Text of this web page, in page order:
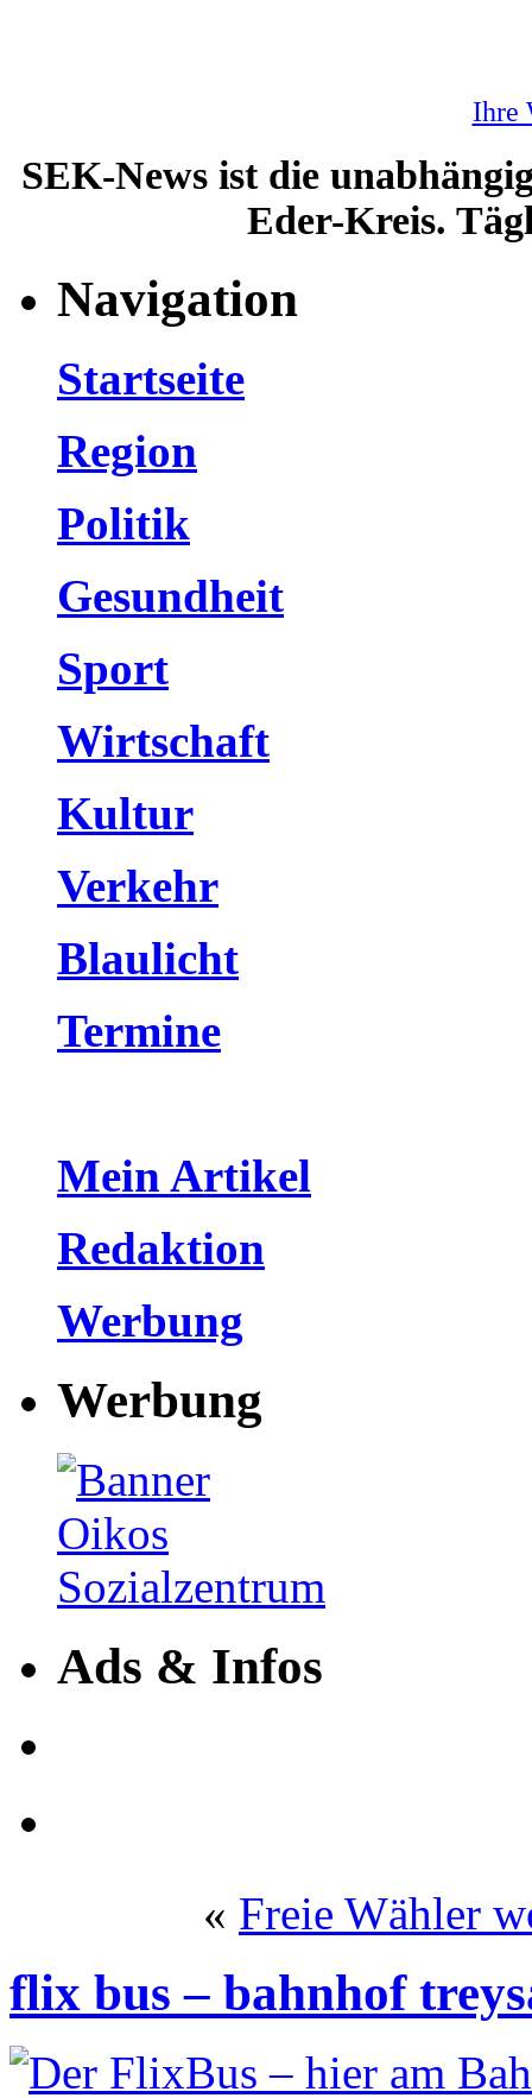
Ihre
SEK-News ist die
Eder-Kreis.
Navigation
Startseite
Region
Politik
Gesundheit
Sport
Wirtschaft
Kultur
Verkehr
Blaulicht
Termine
Mein Artikel
Redaktion
Werbung
Werbung
Ads & Infos
« Freie Wähler
flix bus – bahnhof